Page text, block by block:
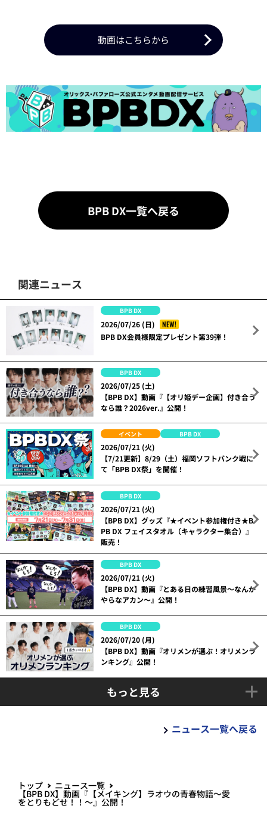
動画はこちらから
BPB DX一覧へ戻る
関連ニュース
BPB DX
2026/07/26 (日)
NEW!
BPB DX会員様限定プレゼント第39弾！
BPB DX
2026/07/25 (土)
【BPB DX】動画『【オリ姫デー企画】付き合う
なら誰？2026ver.』公開！
イベント BPB DX
2026/07/21 (火)
【7/21更新】8/29（土）福岡ソフトバンク戦に
て「BPB DX祭」を開催！
BPB DX
2026/07/21 (火)
【BPB DX】グッズ『★イベント参加権付き★B
PB DX フェイスタオル（キャラクター集合）』
販売！
BPB DX
2026/07/21 (火)
【BPB DX】動画『とある日の練習風景～なんか
やらなアカン～』公開！
BPB DX
2026/07/20 (月)
【BPB DX】動画『オリメンが選ぶ！オリメンラ
ンキング』公開！
もっと見る
ニュース一覧へ戻る
トップ ニュース一覧
【BPB DX】動画『【メイキング】ラオウの青春物語～愛
をとりもどせ！！～』公開！